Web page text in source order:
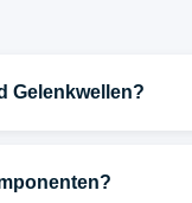
Gelenkwellen?